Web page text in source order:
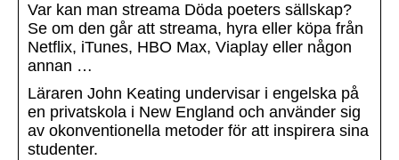
Var kan man streama Döda poeters sällskap?
Se om den går att streama, hyra eller köpa från
Netflix, iTunes, HBO Max, Viaplay eller någon
annan …
Läraren John Keating undervisar i engelska på
en privatskola i New England och använder sig
av okonventionella metoder för att inspirera sina
studenter.